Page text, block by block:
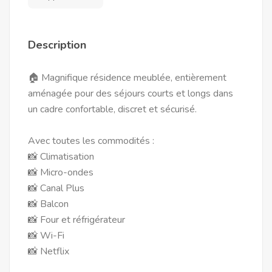
Description
🏠 Magnifique résidence meublée, entièrement
aménagée pour des séjours courts et longs dans
un cadre confortable, discret et sécurisé.
Avec toutes les commodités :
📸 Climatisation
📸 Micro-ondes
📸 Canal Plus
📸 Balcon
📸 Four et réfrigérateur
📸 Wi-Fi
📸 Netflix